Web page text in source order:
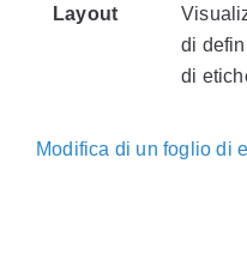
Layout
di
di
Modifica di un foglio di